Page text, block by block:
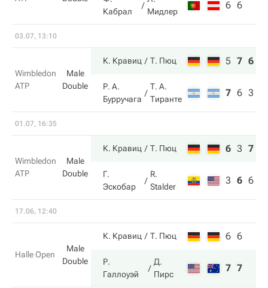
Кабрал
Мидлер
6 6
03.07, 13:10
Wimbledon
ATP
Male
Double
К. Кравиц Т. Пюц 5 7 6
Р. А.
Бурручага
Т. А.
Тиранте
7 6 3
01.07, 16:35
Wimbledon
ATP
Male
Double
К. Кравиц Т. Пюц 6 3 7
Г.
Эскобар
R.
Stalder
3 6 6
17.06, 12:40
Halle Open
Male
Double
К. Кравиц Т. Пюц 6 6
Р.
Галлоуэй
Д.
Пирс
7 7